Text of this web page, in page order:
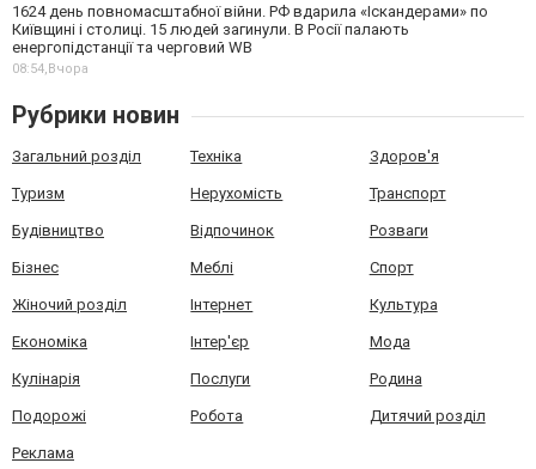
1624 день повномасштабної війни. РФ вдарила «Іскандерами» по
Київщині і столиці. 15 людей загинули. В Росії палають
енергопідстанції та черговий WB
08:54,Вчора
Рубрики новин
Загальний розділ Техніка Здоров'я
Туризм Нерухомість Транспорт
Будівництво Відпочинок Розваги
Бізнес Меблі Спорт
Жіночий розділ Інтернет Культура
Економіка Інтер'єр Мода
Кулінарія Послуги Родина
Подорожі Робота Дитячий розділ
Реклама